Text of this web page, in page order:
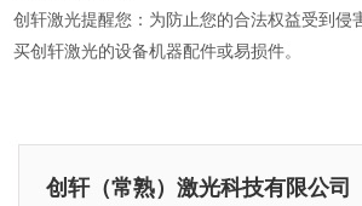
创轩激光提醒您：为防止您的合法权益受到侵
买创轩激光的设备机器配件或易损件。
创轩（常熟）激光科技有限公司